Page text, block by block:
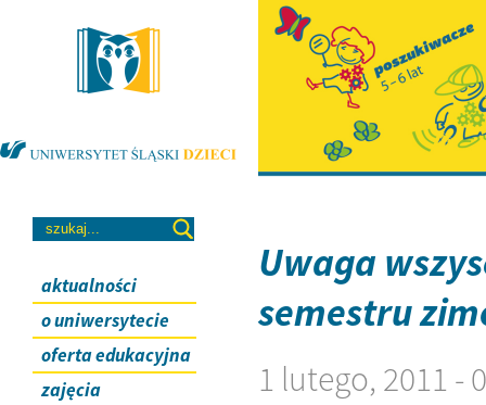
aktualności
o uniwersytecie
oferta edukacyjna
zajęcia
Uwaga
semestru
1 lutego, 2011 -